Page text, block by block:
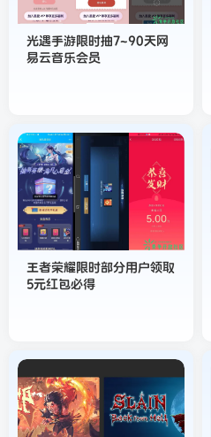
光遇手游限时抽7~90天网
易云音乐会员
王者荣耀限时部分用户领取
5元红包必得